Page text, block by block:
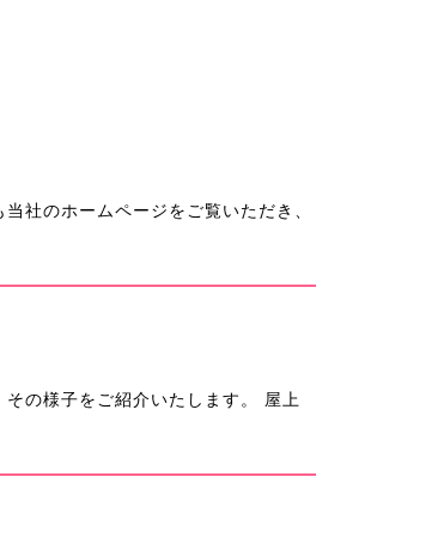
当社のホームページをご覧いただき、
の様子をご紹介いたします。 屋上